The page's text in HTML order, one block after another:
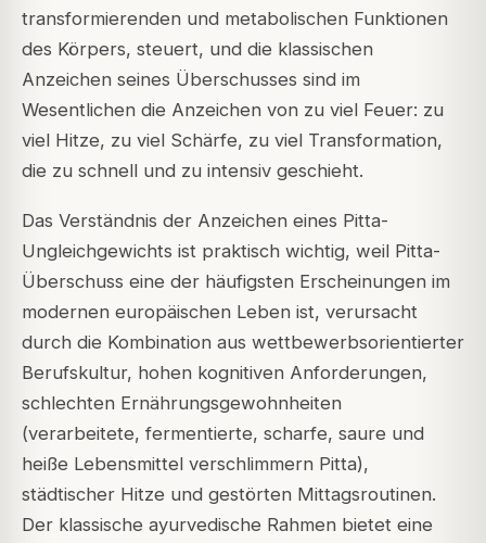
transformierenden und metabolischen Funktionen
des Körpers, steuert, und die klassischen
Anzeichen seines Überschusses sind im
Wesentlichen die Anzeichen von zu viel Feuer: zu
viel Hitze, zu viel Schärfe, zu viel Transformation,
die zu schnell und zu intensiv geschieht.
Das Verständnis der Anzeichen eines Pitta-
Ungleichgewichts ist praktisch wichtig, weil Pitta-
Überschuss eine der häufigsten Erscheinungen im
modernen europäischen Leben ist, verursacht
durch die Kombination aus wettbewerbsorientierter
Berufskultur, hohen kognitiven Anforderungen,
schlechten Ernährungsgewohnheiten
(verarbeitete, fermentierte, scharfe, saure und
heiße Lebensmittel verschlimmern Pitta),
städtischer Hitze und gestörten Mittagsroutinen.
Der klassische ayurvedische Rahmen bietet eine